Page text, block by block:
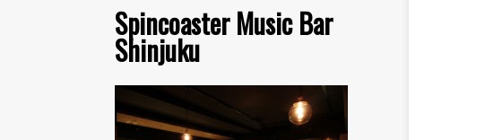
Spincoaster Music Bar
Shinjuku